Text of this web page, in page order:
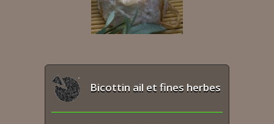
Bicottin ail et fines herbes